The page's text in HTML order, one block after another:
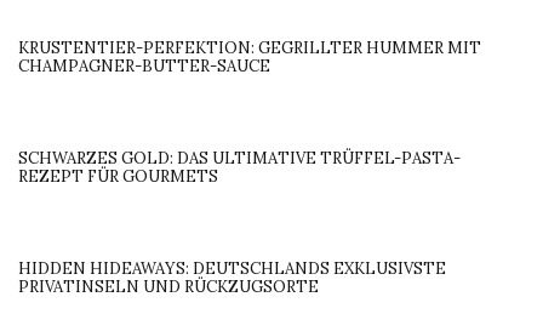
KRUSTENTIER-PERFEKTION: GEGRILLTER HUMMER MIT
CHAMPAGNER-BUTTER-SAUCE
SCHWARZES GOLD: DAS ULTIMATIVE TRÜFFEL-PASTA-
REZEPT FÜR GOURMETS
HIDDEN HIDEAWAYS: DEUTSCHLANDS EXKLUSIVSTE
PRIVATINSELN UND RÜCKZUGSORTE